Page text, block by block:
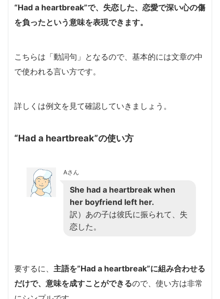
“Had a heartbreak”で、失恋した、恋愛で深い心の傷
を負ったという意味を表現できます。
こちらは「動詞句」となるので、基本的には文章の中
で使われる言い方です。
詳しくは例文を見て確認していきましょう。
“Had a heartbreak”の使い方
Aさん
She had a heartbreak when
her boyfriend left her.
訳）あの子は彼氏に振られて、失
恋した。
要するに、 主語を”Had a heartbreak”に組み合わせる
だけで、意味を成すことができるので、使い方は非常